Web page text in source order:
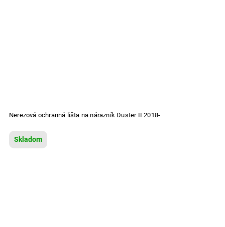
Nerezová ochranná lišta na nárazník Duster II 2018-
Skladom